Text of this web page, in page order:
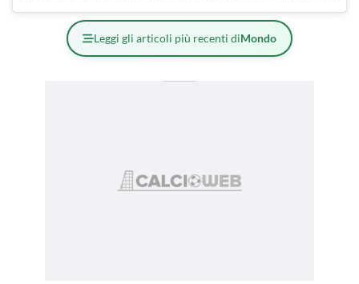
Leggi gli articoli più recenti diMondo